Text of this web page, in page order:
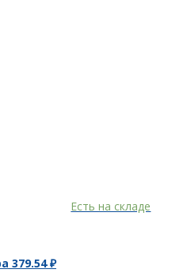
Есть на складе
379.54₽